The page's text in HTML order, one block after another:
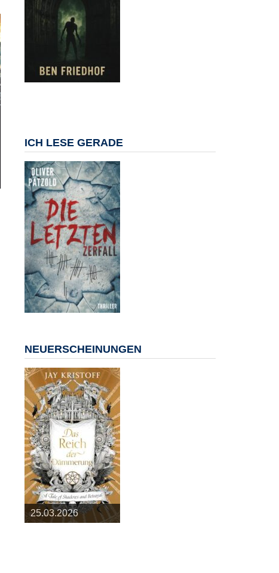
ICH LESE GERADE
NEUERSCHEINUNGEN
25.03.2026
09.04.2026
20.05.2026
10.06.2026
13.08.2026